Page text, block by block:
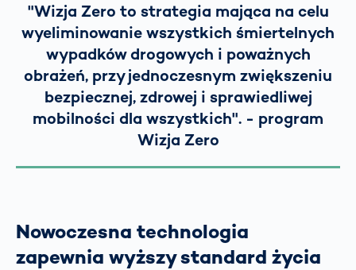
"Wizja Zero to strategia mająca na celu
wyeliminowanie wszystkich śmiertelnych
wypadków drogowych i poważnych
obrażeń, przy jednoczesnym zwiększeniu
bezpiecznej, zdrowej i sprawiedliwej
mobilności dla wszystkich". - program
Wizja Zero
Nowoczesna technologia
zapewnia wyższy standard życia